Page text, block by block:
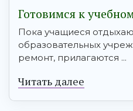
Готовимся к
Пока учащиеся
образовательных
ремонт, прилагаются ...
Читать далее